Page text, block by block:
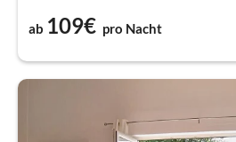
ab 109€ pro Nacht